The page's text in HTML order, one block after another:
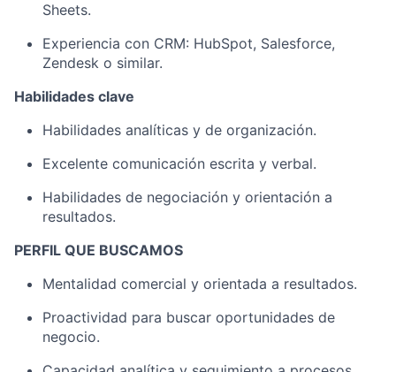
Sheets.
Experiencia con CRM: HubSpot, Salesforce,
Zendesk o similar.
Habilidades clave
Habilidades analíticas y de organización.
Excelente comunicación escrita y verbal.
Habilidades de negociación y orientación a
resultados.
PERFIL QUE BUSCAMOS
Mentalidad comercial y orientada a resultados.
Proactividad para buscar oportunidades de
negocio.